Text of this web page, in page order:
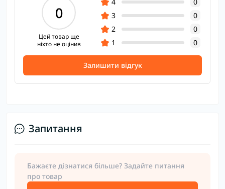
0
Цей товар ще
ніхто не оцінив
3
0
2
0
1
0
Залишити відгук
Запитання
Бажаєте дізнатися більше? Задайте питання
про товар